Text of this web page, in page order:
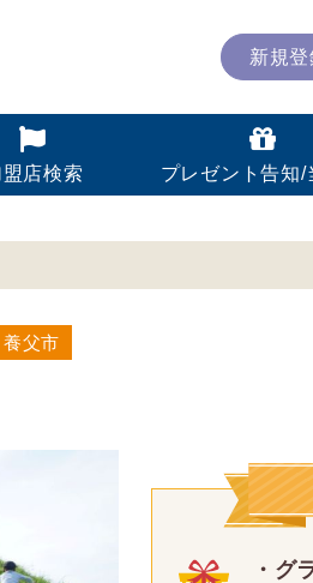
新規
盟店検索 プレゼント告知/
養父市
・グ